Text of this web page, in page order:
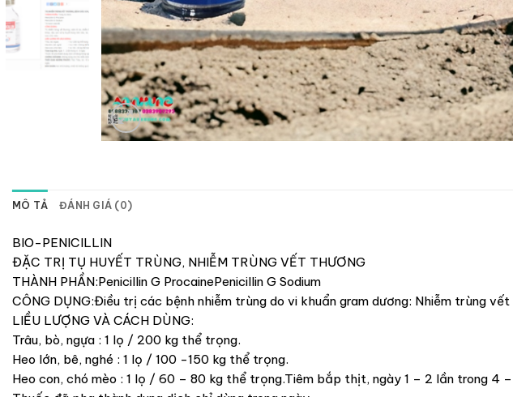
MÔ TẢ ĐÁNH GIÁ (0)
BIO-PENICILLIN
ĐẶC TRỊ TỤ HUYẾT TRÙNG, NHIỄM TRÙNG VẾT THƯƠNG
THÀNH PHẦN:Penicillin G ProcainePenicillin G Sodium
CÔNG DỤNG:Điều trị các bệnh nhiễm trùng do vi khuẩn gram dương: Nhiễm trùng
LIỀU LƯỢNG VÀ CÁCH DÙNG:
Trâu, bò, ngựa : 1 lọ / 200 kg thể trọng.
Heo lớn, bê, nghé : 1 lọ / 100 -150 kg thể trọng.
Heo con, chó mèo : 1 lọ / 60 – 80 kg thể trọng.Tiêm bắp thịt, ngày 1 – 2 lần trong 4